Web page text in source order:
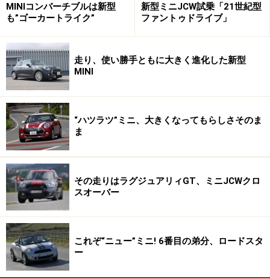
MINIコンバーチブルは新型
も”ゴーカートライク”
新型ミニJCW試乗「21世紀型
ファントゥドライブ」
走り、使い勝手ともに大きく進化した新型
MINI
“ハツラツ”ミニ、大きくなってもらしさそのま
ま
その走りはラグジュアリィGT、ミニJCWクロ
スオーバー
これぞ“ニュー”ミニ! 6番目の弟分、ロードスタ
ー